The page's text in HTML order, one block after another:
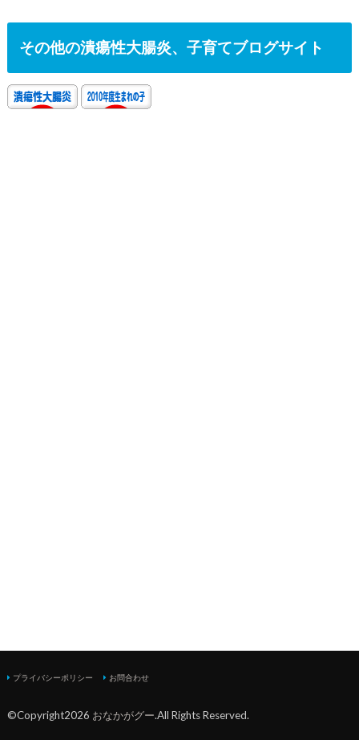
その他の潰瘍性大腸炎、子育てブログサイト
プライバシーポリシー お問合わせ
©Copyright2026 おなかがグー.All Rights Reserved.